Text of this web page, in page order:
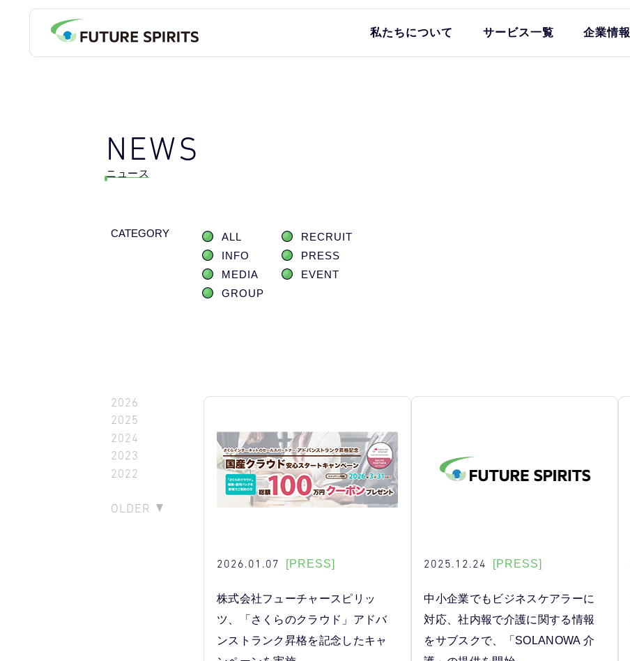
私たちについて サービス一覧 企業情報
NEWS
ニュース
CATEGORY ALL
RECRUIT
INFO
PRESS
MEDIA
EVENT
GROUP
2026
2025
2024
2023
2022
OLDER
2026.01.07 [PRESS]
株式会社フューチャースピリッ
ツ、「さくらのクラウド」アドバ
ンストランク昇格を記念したキャ
2025.12.24 [PRESS]
中小企業でもビジネスケアラーに
対応、社内報で介護に関する情報
をサブスクで、「SOLANOWA 介